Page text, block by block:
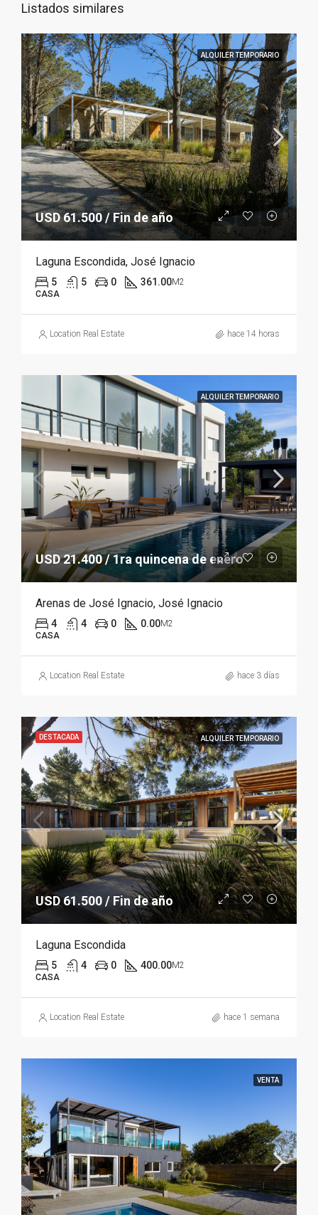
Listados similares
ALQUILER TEMPORARIO
USD 61.500 / Fin de año
Laguna Escondida, José Ignacio
5 5 0 361.00M2
CASA
Location Real Estate hace 14 horas
ALQUILER TEMPORARIO
USD 21.400 / 1ra quincena de enero
Arenas de José Ignacio, José Ignacio
4 4 0 0.00M2
CASA
Location Real Estate hace 3 días
DESTACADA ALQUILER TEMPORARIO
USD 61.500 / Fin de año
Laguna Escondida
5 4 0 400.00M2
CASA
Location Real Estate hace 1 semana
VENTA